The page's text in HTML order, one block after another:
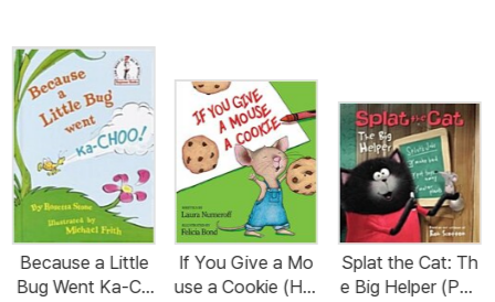
Because a Little
Bug Went Ka-Ch
If You Give a Mo
use a Cookie (Har
Splat the Cat: Th
e Big Helper (Pap